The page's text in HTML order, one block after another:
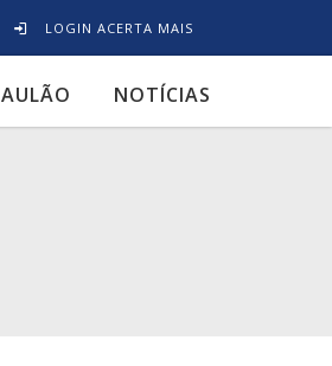
LOGIN ACERTA MAIS
AULÃO NOTÍCIAS